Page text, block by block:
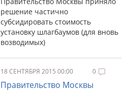
решение частично
субсидировать стоимость
установку шлагбаумов (для вновь
возводимых)
18 СЕНТЯБРЯ 2015 00:00 0
Правительство Москвы